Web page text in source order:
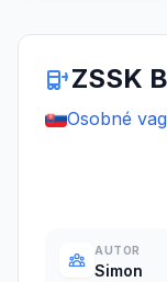
ZSSK
Osobné
AUTOR
Simon